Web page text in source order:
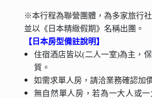
※本行程為聯營團體，為多家旅行
並以《日本精緻假期》名稱出團。
【日本房型備註說明】
住宿酒店皆以(二人一室)為主，
質。
如需求單人房，請洽業務確認加
無自然單人房，若為一大人或